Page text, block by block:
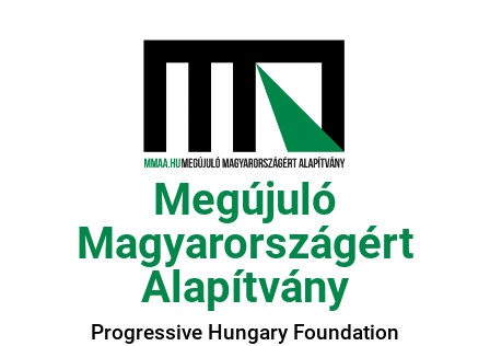
Megújuló
Magyarországért
Alapítvány
Progressive Hungary Foundation